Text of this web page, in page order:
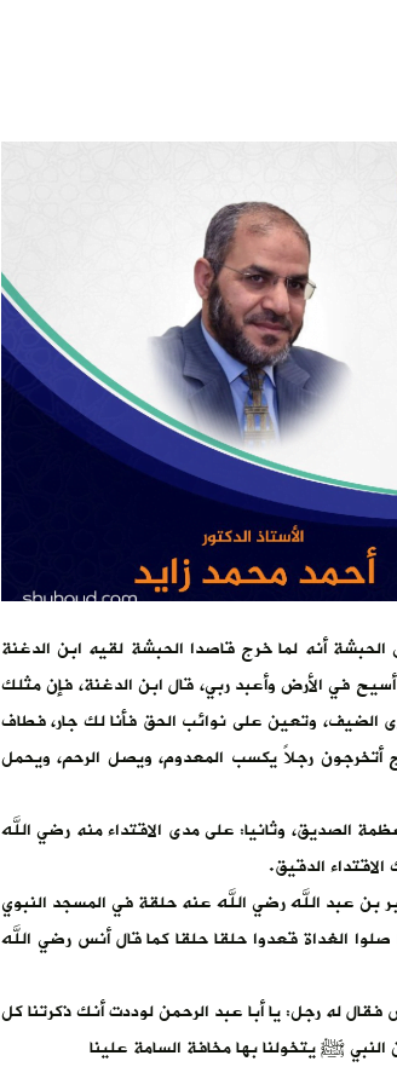
أنه لما خرج قاصدا الحبشة لقيه ابن الدغنة
في الأرض وأعبد ربي، قال ابن الدغنة، فإن مثلك
الضيف، وتعين على نوائب الحق فأنا لك جار، فطاف
رجلاً يكسب المعدوم، ويصل الرحم، ويحمل
الصديق، وثانيا: على مدى الاقتداء منه رضي الله
الدقيق.
بن عبد الله رضي الله عنه حلقة في المسجد النبوي
الغداة قعدوا حلقا حلقا كما قال أنس رضي الله
له رجل: يا أبا عبد الرحمن لوددت أنك ذكرتنا كل
ﷺ يتخولنا بها مخافة السامة علينا